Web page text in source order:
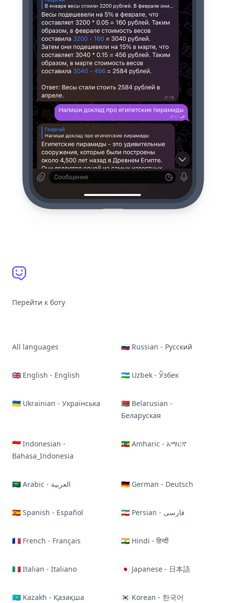
Перейти к боту
All languages 🇷🇺 Russian - Русский
🇬🇧 English - English 🇺🇿 Uzbek - Ўзбек
🇺🇦 Ukrainian - Українська
🇧🇾 Belarusian -
Беларуская
🇮🇩 Indonesian -
Bahasa_Indonesia
🇪🇹 Amharic - አማርኛ
🇸🇦 Arabic - العربية 🇩🇪 German - Deutsch
🇪🇸 Spanish - Español 🇮🇷 Persian - فارسی
🇫🇷 French - Français 🇮🇳 Hindi - हिन्दी
🇮🇹 Italian - Italiano 🇯🇵 Japanese - 日本語
🇰🇿 Kazakh - Қазақша 🇰🇷 Korean - 한국어